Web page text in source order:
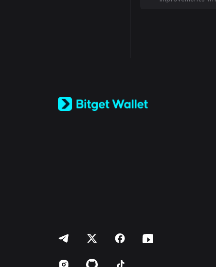
Español (Latinoamérica)